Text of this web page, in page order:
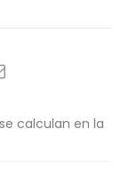
calculan en la